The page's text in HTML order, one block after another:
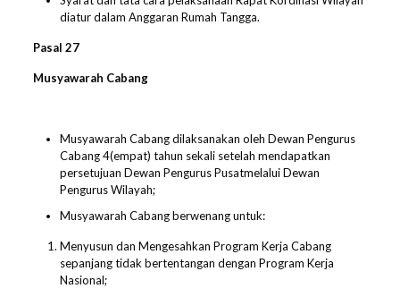
diatur dalam Anggaran Rumah Tangga.
Pasal 27
Musyawarah Cabang
Musyawarah Cabang dilaksanakan oleh Dewan Pengurus
Cabang 4(empat) tahun sekali setelah mendapatkan
persetujuan Dewan Pengurus Pusatmelalui Dewan
Pengurus Wilayah;
Musyawarah Cabang berwenang untuk:
Menyusun dan Mengesahkan Program Kerja Cabang
sepanjang tidak bertentangan dengan Program Kerja
Nasional;